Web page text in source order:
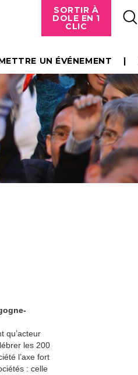
SORTIR À
DOLE EN 1
CLIC
UN ÉVÉNEMENT
qu’acteur
les 200
l’axe fort
: celle